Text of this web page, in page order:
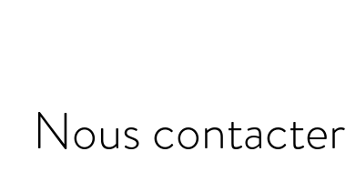
Nous contacter